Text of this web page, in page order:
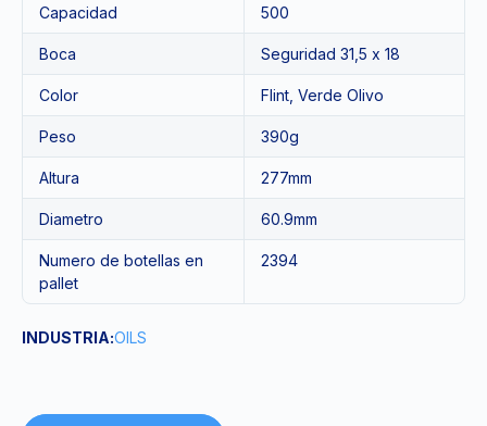
Capacidad 500
Boca Seguridad 31,5 x 18
Color Flint, Verde Olivo
Peso 390g
Altura 277mm
Diametro 60.9mm
Numero de botellas en
pallet
2394
INDUSTRIA:OILS